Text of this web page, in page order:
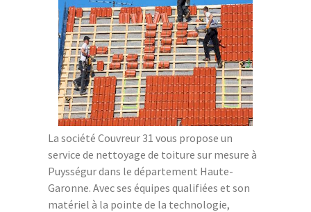
La société Couvreur 31 vous propose un
service de nettoyage de toiture sur mesure à
Puysségur dans le département Haute-
Garonne. Avec ses équipes qualifiées et son
matériel à la pointe de la technologie,